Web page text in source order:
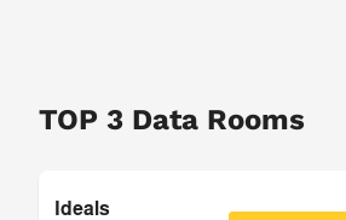
TOP 3 Data Rooms
Ideals